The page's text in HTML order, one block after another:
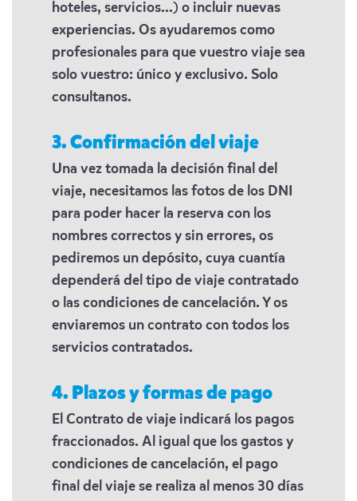
hoteles, servicios...) o incluir nuevas
experiencias. Os ayudaremos como
profesionales para que vuestro viaje sea
solo vuestro: único y exclusivo. Solo
consultanos.
3. Confirmación del viaje
Una vez tomada la decisión final del
viaje, necesitamos las fotos de los DNI
para poder hacer la reserva con los
nombres correctos y sin errores, os
pediremos un depósito, cuya cuantía
dependerá del tipo de viaje contratado
o las condiciones de cancelación. Y os
enviaremos un contrato con todos los
servicios contratados.
4. Plazos y formas de pago
El Contrato de viaje indicará los pagos
fraccionados. Al igual que los gastos y
condiciones de cancelación, el pago
final del viaje se realiza al menos 30 días